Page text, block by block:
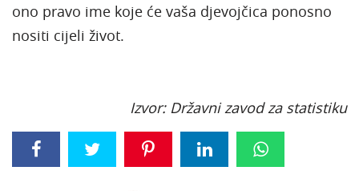
ono pravo ime koje će vaša djevojčica ponosno
nositi cijeli život.
Izvor: Državni zavod za statistiku